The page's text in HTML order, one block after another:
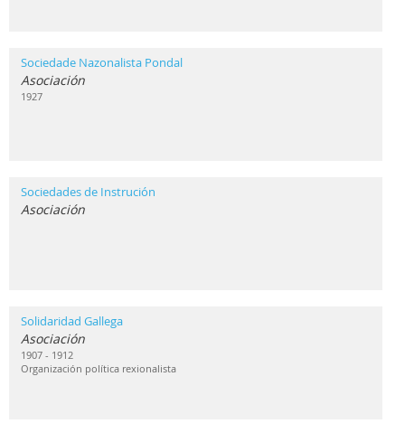
Sociedade Nazonalista Pondal
Asociación
1927
Sociedades de Instrución
Asociación
Solidaridad Gallega
Asociación
1907 - 1912
Organización política rexionalista